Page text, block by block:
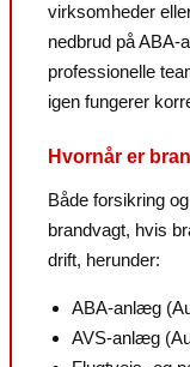
virksomheder
nedbrud på
professionelle
igen fungerer
Hvornår er
Både forsikring
brandvagt, hvis
drift, herunder:
ABA-anlæg
AVS-anlæg